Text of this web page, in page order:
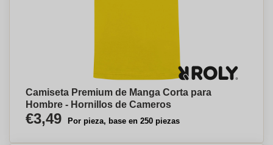
Camiseta Premium de Manga Corta para
Hombre - Hornillos de Cameros
€3,49 Por pieza, base en 250 piezas